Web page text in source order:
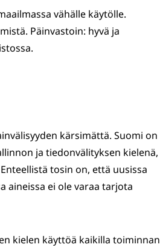
vähälle käytölle.
Päinvastoin: hyvä ja
kärsimättä. Suomi on
ja tiedonvälityksen kielenä,
tosin on, että uusissa
aineissa ei ole varaa tarjota
kielen käyttöä kaikilla toiminnan